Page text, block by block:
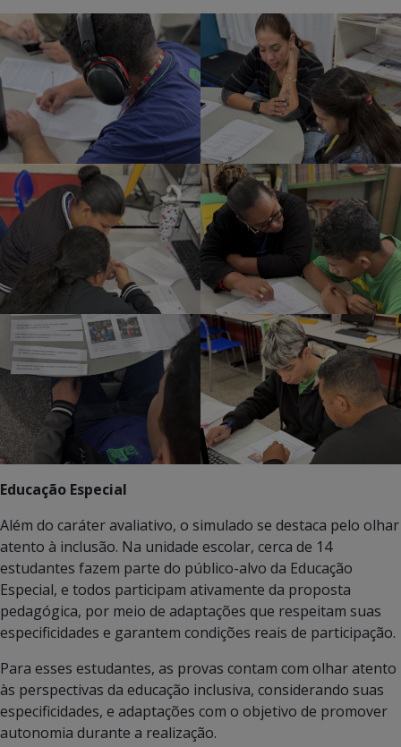
Educação Especial
Além do caráter avaliativo, o simulado se destaca pelo olhar
atento à inclusão. Na unidade escolar, cerca de 14
estudantes fazem parte do público-alvo da Educação
Especial, e todos participam ativamente da proposta
pedagógica, por meio de adaptações que respeitam suas
especificidades e garantem condições reais de participação.
Para esses estudantes, as provas contam com olhar atento
às perspectivas da educação inclusiva, considerando suas
especificidades, e adaptações com o objetivo de promover
autonomia durante a realização.